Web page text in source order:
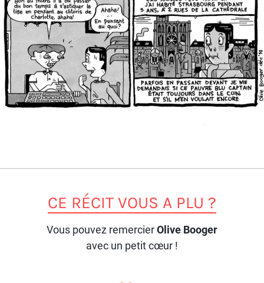
CE RÉCIT VOUS A PLU ?
Vous pouvez remercierOlive Booger
avec un petit cœur !